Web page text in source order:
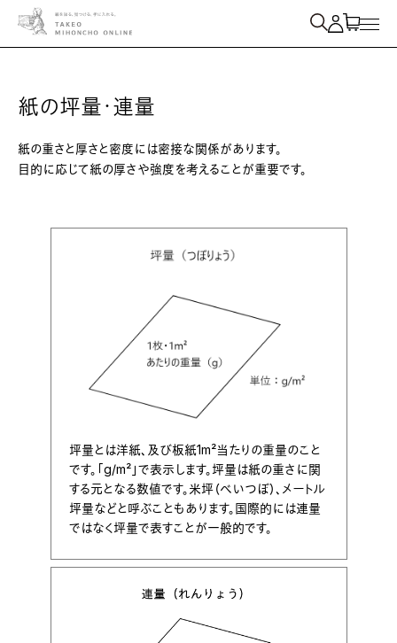
紙を検索
紙の坪量・連量
紙の重さと厚さと密度には密接な関係があります。
目的に応じて紙の厚さや強度を考えることが重要です。
坪量とは洋紙、及び板紙1m²当たりの重量のこと
です。「g/m²」で表示します。坪量は紙の重さに関
する元となる数値です。米坪（べいつぼ）、メートル
坪量などと呼ぶこともあります。国際的には連量
ではなく坪量で表すことが一般的です。